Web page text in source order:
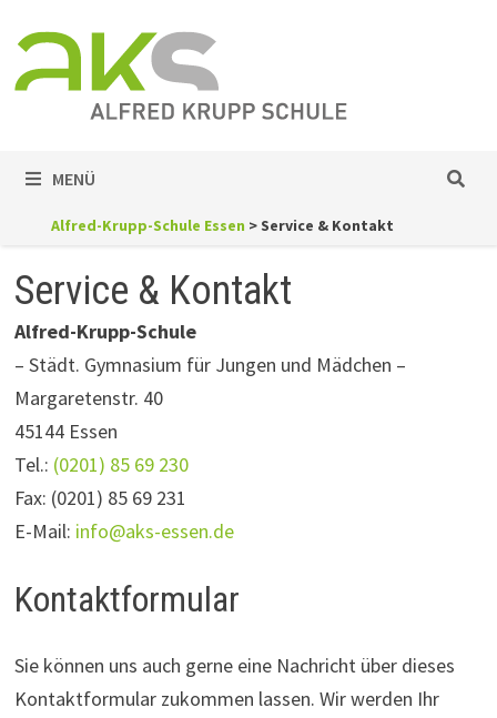
Inhalt
springen
MENÜ
Alfred-Krupp-Schule Essen > Service & Kontakt
Service & Kontakt
Alfred-Krupp-Schule
– Städt. Gymnasium für Jungen und Mädchen –
Margaretenstr. 40
45144 Essen
Tel.: (0201) 85 69 230
Fax: (0201) 85 69 231
E-Mail: info@aks-essen.de
Kontaktformular
Sie können uns auch gerne eine Nachricht über dieses
Kontaktformular zukommen lassen. Wir werden Ihr